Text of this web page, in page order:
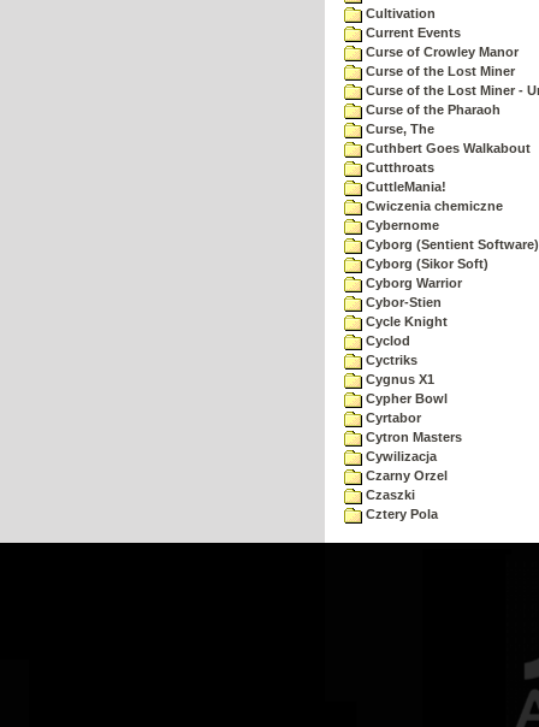
Cultivation
Current Events
Curse of Crowley Manor
Curse of the Lost Miner
Curse of the Lost Miner -
Curse of the Pharaoh
Curse, The
Cuthbert Goes Walkabout
Cutthroats
CuttleMania!
Cwiczenia chemiczne
Cybernome
Cyborg (Sentient Software)
Cyborg (Sikor Soft)
Cyborg Warrior
Cybor-Stien
Cycle Knight
Cyclod
Cyctriks
Cygnus X1
Cypher Bowl
Cyrtabor
Cytron Masters
Cywilizacja
Czarny Orzel
Czaszki
Cztery Pola